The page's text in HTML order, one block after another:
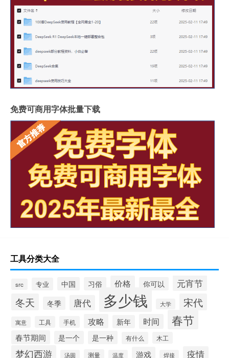
免费可商用字体批量下载
工具分类大全
src 专业 中国 习俗 价格 你可以 元宵节
冬天 冬季 唐代 多少钱 大学 宋代
寓意 工具 手机 攻略 新年 时间 春节
春节期间 是一个 是一种 有什么 木工
梦幻西游 汤圆 测量 温度 游戏 焊接 疫情